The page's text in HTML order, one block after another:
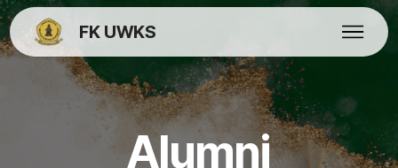
FK UWKS
Alumni